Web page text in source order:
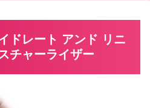
ドレート アンド リニ
チャーライザー